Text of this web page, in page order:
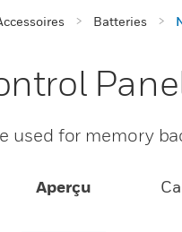
Batteries
used for memory
Aperçu